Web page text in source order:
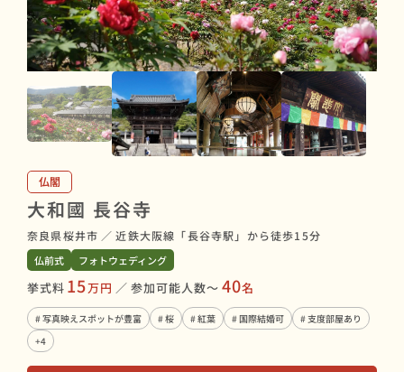
仏閣
大和國 長谷寺
奈良県桜井市 ／ 近鉄大阪線「長谷寺駅」から徒歩15分
仏前式 フォトウェディング
挙式料 15万円 ／ 参加可能人数〜 40名
# 写真映えスポットが豊富 # 桜 # 紅葉 # 国際結婚可
# 支度部屋あり
+4